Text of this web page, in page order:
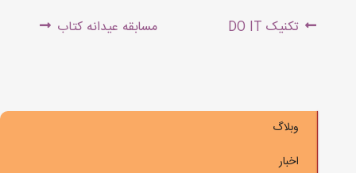
راهبری
Previous
تکنیک DO IT
Next
مسابقه عیدانه کتاب
وبلاگ
اخبار